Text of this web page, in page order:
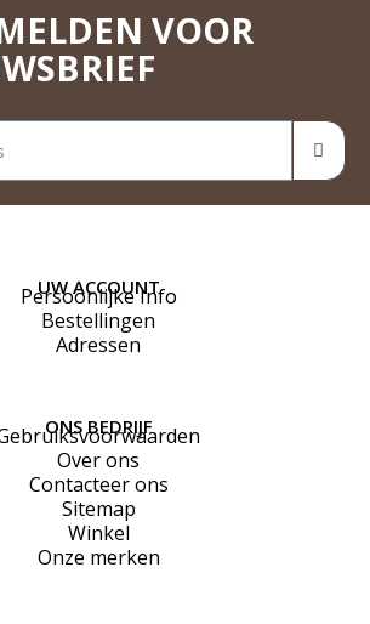
VOOR
UW ACCOUNT
Persoonlijke Info
Bestellingen
Adressen
ONS BEDRIJF
Over ons
Contacteer ons
Sitemap
Winkel
Onze merken